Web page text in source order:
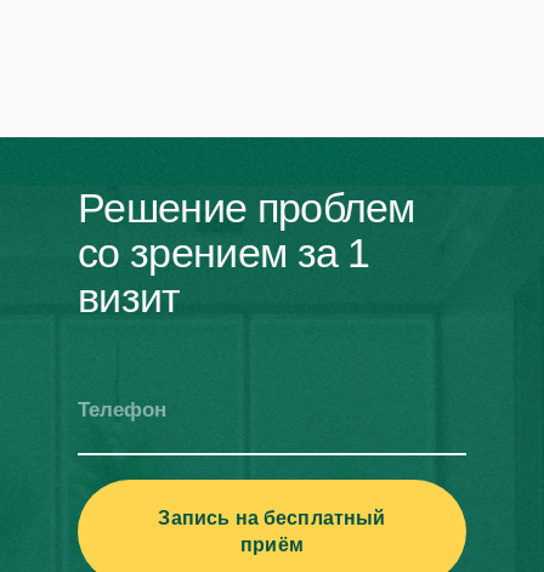
Решение проблем
со зрением за 1
визит
Телефон
Запись на бесплатный
приём